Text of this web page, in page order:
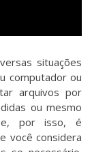
situações
computador ou
arquivos por
ou mesmo
e, por isso, é
você considera